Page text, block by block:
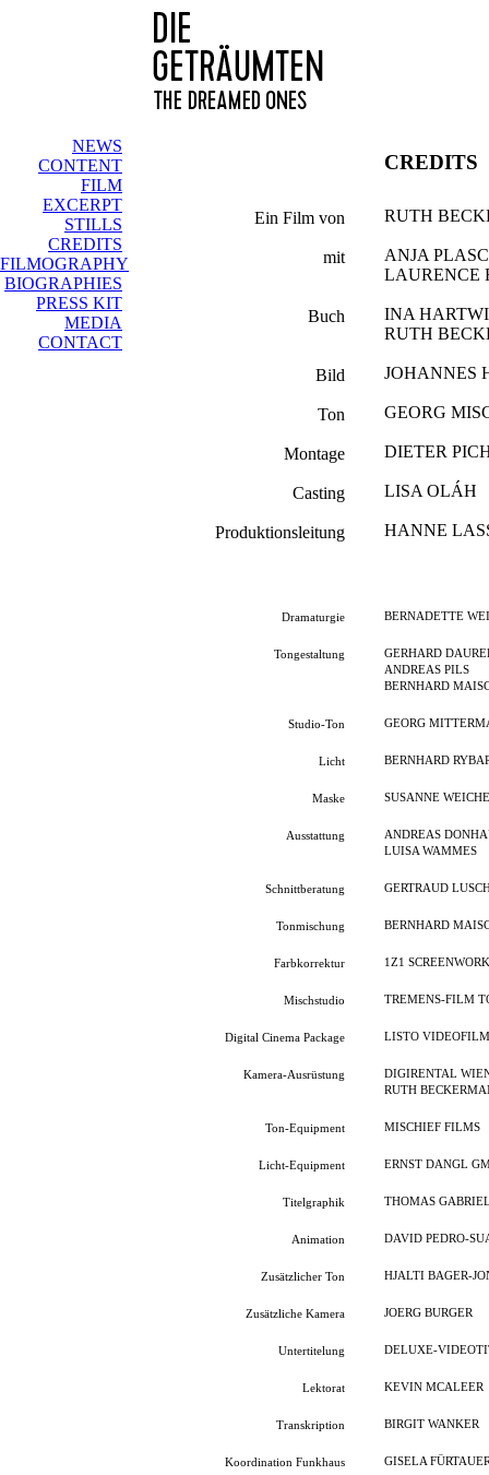
NEWS
CONTENT
FILM
EXCERPT
STILLS
CREDITS
FILMOGRAPHY
BIOGRAPHIES
PRESS KIT
MEDIA
CONTACT
CREDITS
Ein Film von RUTH
mit
ANJA
LAURENCE
Buch
INA
RUTH
Bild JOHANNES
Ton GEORG
Montage DIETER
Casting LISA OLÁH
Produktionsleitung HANNE
Dramaturgie BERNADETTE
Tongestaltung
GERHARD
ANDREAS PILS
BERNHARD
Studio-Ton GEORG
Licht BERNHARD
Maske SUSANNE
Ausstattung
ANDREAS
LUISA WAMMES
Schnittberatung GERTRAUD
Tonmischung BERNHARD
Farbkorrektur 1Z1
Mischstudio TREMENS-FILM
Digital Cinema Package LISTO VIDEOFILM
Kamera-Ausrüstung
DIGIRENTAL
RUTH
Ton-Equipment MISCHIEF FILMS
Licht-Equipment ERNST DANGL
Titelgraphik THOMAS
Animation DAVID PEDRO-
Zusätzlicher Ton HJALTI BAGER-
Zusätzliche Kamera JOERG BURGER
Untertitelung DELUXE-
Lektorat KEVIN MCALEER
Transkription BIRGIT WANKER
Koordination Funkhaus GISELA